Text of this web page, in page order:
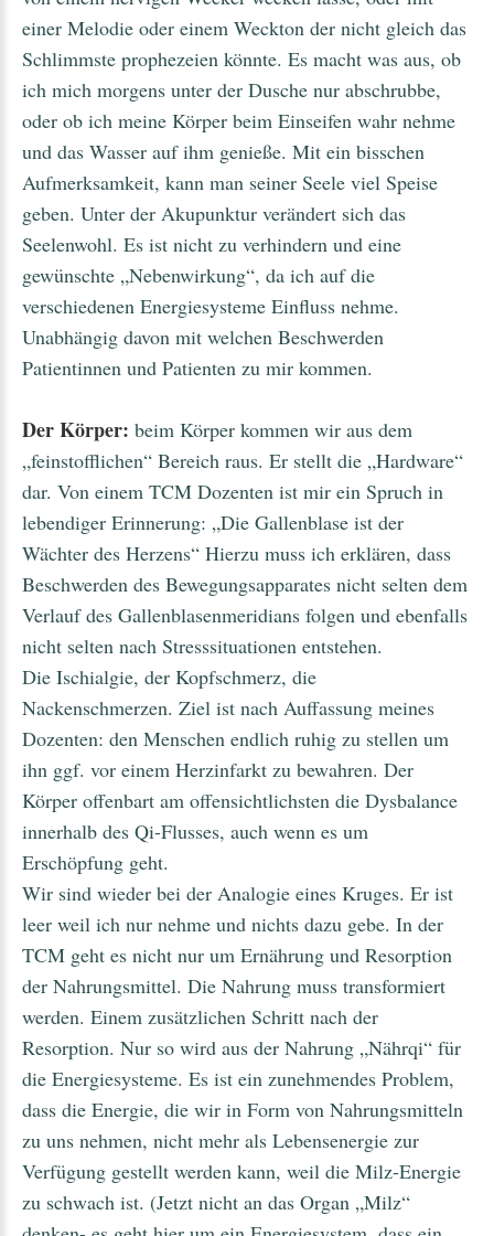
einer Melodie oder einem Weckton der nicht gleich das
Schlimmste prophezeien könnte. Es macht was aus, ob
ich mich morgens unter der Dusche nur abschrubbe,
oder ob ich meine Körper beim Einseifen wahr nehme
und das Wasser auf ihm genieße. Mit ein bisschen
Aufmerksamkeit, kann man seiner Seele viel Speise
geben. Unter der Akupunktur verändert sich das
Seelenwohl. Es ist nicht zu verhindern und eine
gewünschte „Nebenwirkung“, da ich auf die
verschiedenen Energiesysteme Einfluss nehme.
Unabhängig davon mit welchen Beschwerden
Patientinnen und Patienten zu mir kommen.
Der Körper: beim Körper kommen wir aus dem
„feinstofflichen“ Bereich raus. Er stellt die „Hardware“
dar. Von einem TCM Dozenten ist mir ein Spruch in
lebendiger Erinnerung: „Die Gallenblase ist der
Wächter des Herzens“ Hierzu muss ich erklären, dass
Beschwerden des Bewegungsapparates nicht selten dem
Verlauf des Gallenblasenmeridians folgen und ebenfalls
nicht selten nach Stresssituationen entstehen.
Die Ischialgie, der Kopfschmerz, die
Nackenschmerzen. Ziel ist nach Auffassung meines
Dozenten: den Menschen endlich ruhig zu stellen um
ihn ggf. vor einem Herzinfarkt zu bewahren. Der
Körper offenbart am offensichtlichsten die Dysbalance
innerhalb des Qi-Flusses, auch wenn es um
Erschöpfung geht.
Wir sind wieder bei der Analogie eines Kruges. Er ist
leer weil ich nur nehme und nichts dazu gebe. In der
TCM geht es nicht nur um Ernährung und Resorption
der Nahrungsmittel. Die Nahrung muss transformiert
werden. Einem zusätzlichen Schritt nach der
Resorption. Nur so wird aus der Nahrung „Nährqi“ für
die Energiesysteme. Es ist ein zunehmendes Problem,
dass die Energie, die wir in Form von Nahrungsmitteln
zu uns nehmen, nicht mehr als Lebensenergie zur
Verfügung gestellt werden kann, weil die Milz-Energie
zu schwach ist. (Jetzt nicht an das Organ „Milz“